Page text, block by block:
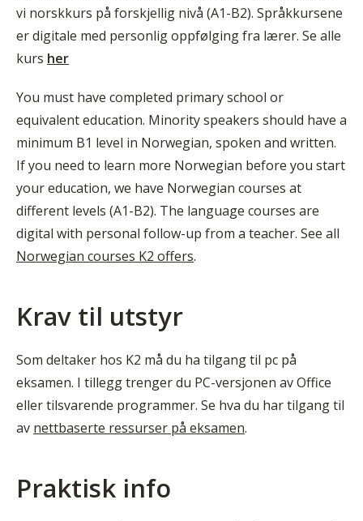
vi norskkurs på forskjellig nivå (A1-B2). Språkkursene
er digitale med personlig oppfølging fra lærer. Se alle
kurs her
You must have completed primary school or
equivalent education. Minority speakers should have a
minimum B1 level in Norwegian, spoken and written.
If you need to learn more Norwegian before you start
your education, we have Norwegian courses at
different levels (A1-B2). The language courses are
digital with personal follow-up from a teacher. See all
Norwegian courses K2 offers.
Krav til utstyr
Som deltaker hos K2 må du ha tilgang til pc på
eksamen. I tillegg trenger du PC-versjonen av Office
eller tilsvarende programmer. Se hva du har tilgang til
av nettbaserte ressurser på eksamen.
Praktisk info